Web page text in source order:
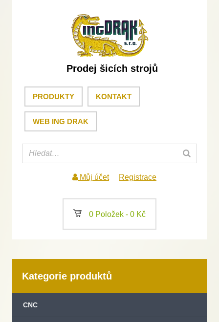
Prodej šicích strojů
PRODUKTY KONTAKT
WEB ING DRAK
Můj účet Registrace
a 0 Položek - 0 Kč
Kategorie produktů
CNC